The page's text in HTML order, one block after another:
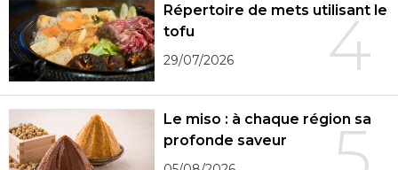
4
Répertoire de mets utilisant le
tofu
29/07/2026
Le miso : à chaque région sa
profonde saveur